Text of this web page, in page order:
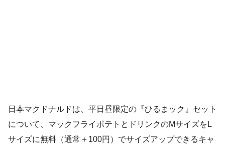
日本マクドナルドは、平日昼限定の『ひるまック』セット
について、マックフライポテトとドリンクのMサイズをL
サイズに無料（通常＋100円）でサイズアップできるキャ